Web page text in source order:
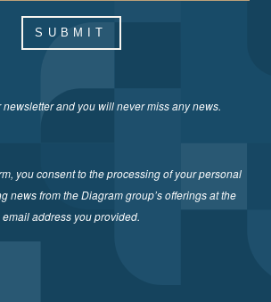
SUBMIT
and you will never miss any news.
you consent to the processing of your personal
news from the Diagram group’s offerings at the
email address you provided.